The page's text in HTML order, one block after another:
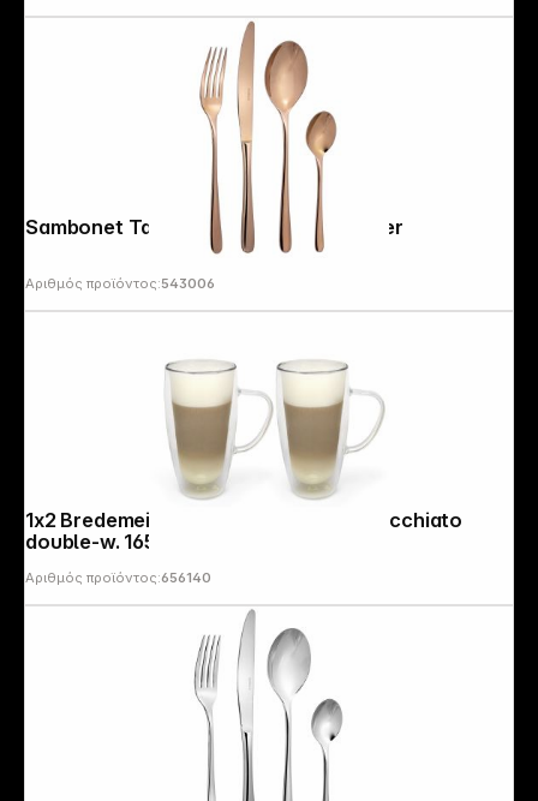
Sambonet Taste cutlery 24 pcs. copper
Αριθμός προϊόντος:543006
1x2 Bredemeijer Glass 400ml Latte Macchiato
double-w. 165015
Αριθμός προϊόντος:656140